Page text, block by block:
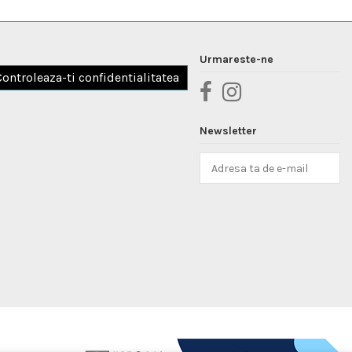
ti confidentialitatea
Urmareste-ne
Newsletter